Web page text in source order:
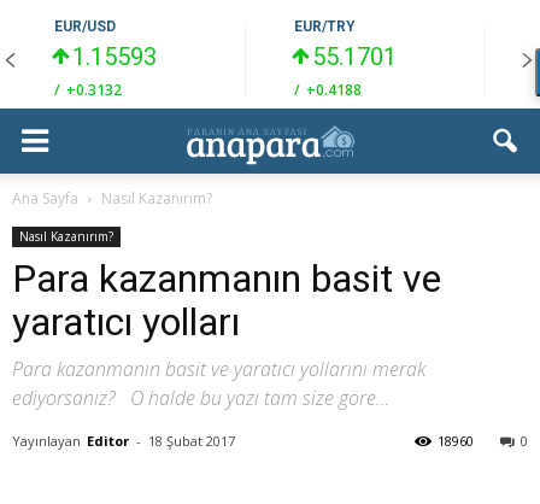
EUR/USD
1.15593
/ +0.3132
EUR/TRY
55.1701
/ +0.4188 /
Ana Sayfa Nasıl Kazanırım?
Nasıl Kazanırım?
Para kazanmanın basit ve
yaratıcı yolları
Para kazanmanın basit ve yaratıcı yollarını merak
ediyorsanız? O halde bu yazı tam size göre…
Yayınlayan Editor - 18 Şubat 2017 0
18960